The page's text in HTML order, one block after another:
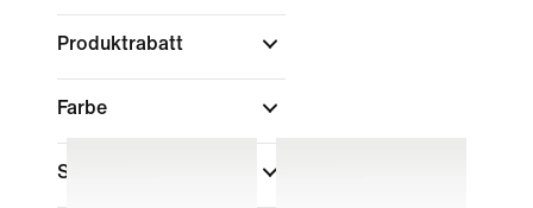
Produktrabatt
Farbe
Sport